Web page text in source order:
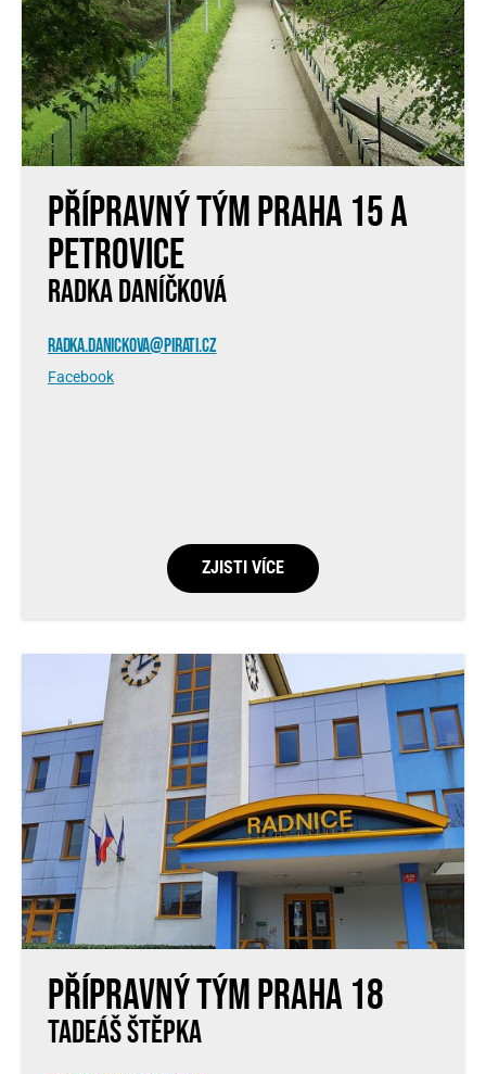
Přípravný tým Praha 15 a
Petrovice
RADKA DANÍČKOVÁ
RADKA.DANICKOVA@PIRATI.CZ
Facebook
ZJISTI VÍCE
Přípravný tým Praha 18
TADEÁŠ ŠTĚPKA